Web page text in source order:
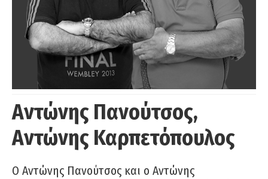
Αντώνης Πανούτσος,
Αντώνης Καρπετόπουλος
Ο Αντώνης Πανούτσος και ο Αντώνης